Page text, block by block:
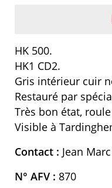
HK 500.
HK1 CD2.
Gris intérieur cuir
Restauré par
Très bon état,
Visible à
Contact : Jean
N° AFV : 870